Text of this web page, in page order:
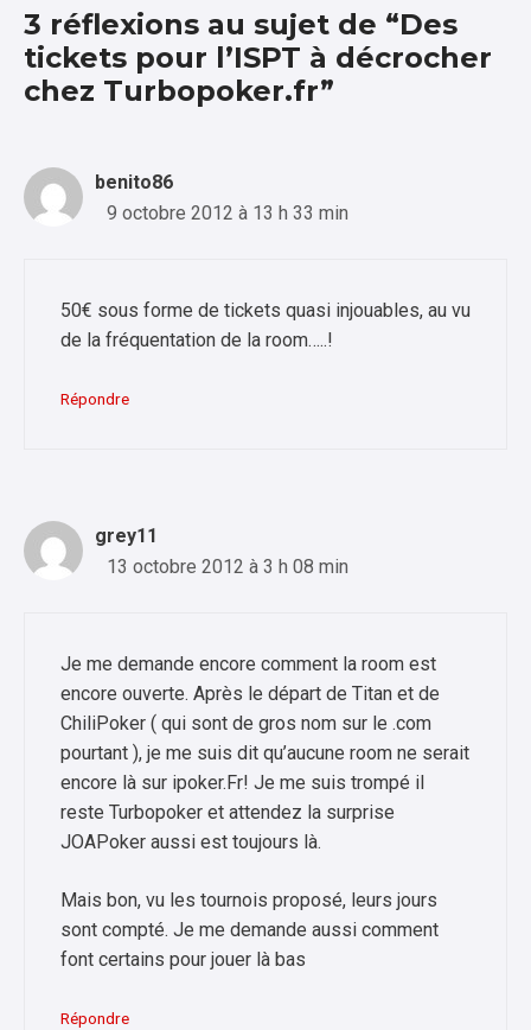
3 réflexions au sujet de “Des
tickets pour l’ISPT à décrocher
chez Turbopoker.fr”
benito86
9 octobre 2012 à 13 h 33 min
50€ sous forme de tickets quasi injouables, au vu
de la fréquentation de la room…..!
Répondre
grey11
13 octobre 2012 à 3 h 08 min
Je me demande encore comment la room est
encore ouverte. Après le départ de Titan et de
ChiliPoker ( qui sont de gros nom sur le .com
pourtant ), je me suis dit qu’aucune room ne serait
encore là sur ipoker.Fr! Je me suis trompé il
reste Turbopoker et attendez la surprise
JOAPoker aussi est toujours là.
Mais bon, vu les tournois proposé, leurs jours
sont compté. Je me demande aussi comment
font certains pour jouer là bas
Répondre